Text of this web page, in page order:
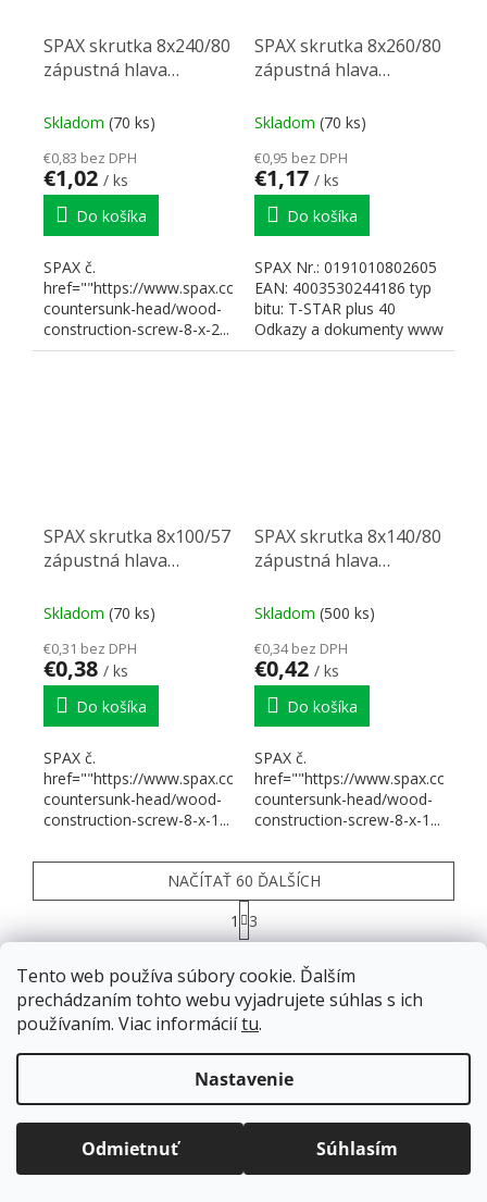
Tento web používa súbory cookie. Ďalším
prechádzaním tohto webu vyjadrujete súhlas s ich
používaním. Viac informáciítu.
Nastavenie
Odmietnuť Súhlasím
Doprava zadarmopre balíkové zásielky v hodnote
nad120 EUR*.
Balíky zasielame už od4 EUR.
ZRÝCHĽUJEME.
SPAX skrutka 8x240/80
zápustná hlava
čiastočný závit
Skladom (70 ks)
€0,83 bez DPH
€1,02 / ks
Do košíka
SPAX č.
href=""https://www.spax.com/en/products/construction/flat-
countersunk-head/wood-
construction-screw-8-x-2...
SPAX skrutka 8x260/80
zápustná hlava
čiastočný závit
Skladom (70 ks)
€0,95 bez DPH
€1,17 / ks
Do košíka
SPAX Nr.: 0191010802605
EAN: 4003530244186 typ
bitu: T-STAR plus 40
Odkazy a dokumenty www
SPAX
SPAX skrutka 8x100/57
zápustná hlava
čiastočný závit
Skladom (70 ks)
€0,31 bez DPH
€0,38 / ks
Do košíka
SPAX č.
href=""https://www.spax.com/en/products/construction/flat-
countersunk-head/wood-
construction-screw-8-x-1...
SPAX skrutka 8x140/80
zápustná hlava
čiastočný závit
Skladom (500 ks)
€0,34 bez DPH
€0,42 / ks
Do košíka
SPAX č.
href=""https://www.spax.com/
countersunk-head/wood-
construction-screw-8-x-1...
Ovládacie prvky výpisu
NAČÍTAŤ 60 ĎALŠÍCH
Stránkovanie
1
3
HORE
Ako nakupovať